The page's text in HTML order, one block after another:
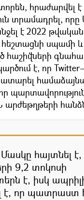
հրաժարվել է
տրամադրել, որը
է 2022
սպամի և
հաշիվների
է, որ
արժեթղթերի
հայտնել է,
9,2 տոկոսի
է, իսկ
է, որ պատրաստ է